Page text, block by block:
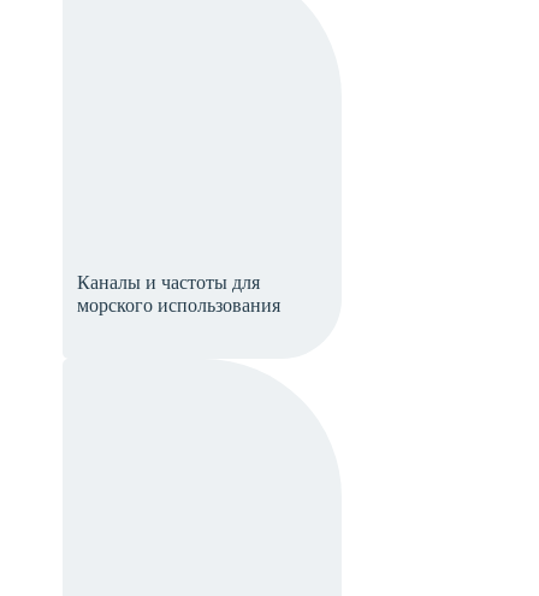
Каналы и частоты для
морского использования